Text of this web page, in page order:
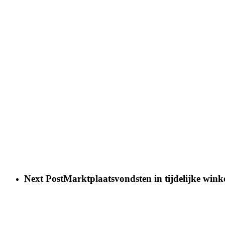
Next PostMarktplaatsvondsten in tijdelijke